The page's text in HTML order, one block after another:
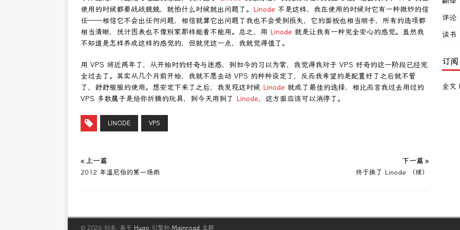
使用的时候都要战战兢兢，就怕什么时候就出问题了。 Linode 不是这样，我在使用的时候对它有一种微妙的信
任——相信它不会出任何问题，相信就算它出问题了我也不会受到损失，它的面板也相当顺手，所有的选项都
相当清晰，统计图表也不像别家那样能看不能用。总之，用 Linode 就是让我有一种完全安心的感觉。虽然我
不知道是怎样养成这样的感觉的，但就凭这一点，我就觉得值了。
用 VPS 将近两年了，从开始时的好奇与迷惑，到如今的习以为常，我觉得我对于 VPS 好奇的这一阶段已经完
全过去了。其实从几个月前开始，我就不愿去动 VPS 的种种设定了，反而我希望的是配置好了之后就不管
了，舒舒服服的使用。想安定下来了之后，我发现这时候 Linode 就成了最佳的选择，相比而言我过去用过的
VPS 多数属于是给你折腾的玩具，到今天用到了 Linode，这方面应该可以消停了。
LINODE VPS
« 上一篇
2012 年温尼伯的第一场雨
下一篇 »
终于换了 Linode （续）
评论
读书
订阅
全文
© 2026 刘丰. 基于 Hugo 引擎和 Mainroad 主题